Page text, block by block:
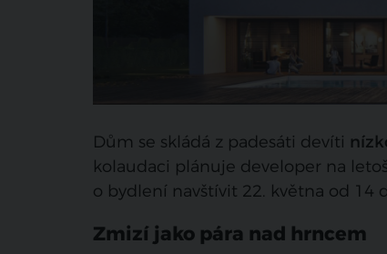
Dům se skládá z padesáti devíti
kolaudaci plánuje developer na
o bydlení navštívit 22. května od 14
Zmizí jako pára nad hrncem